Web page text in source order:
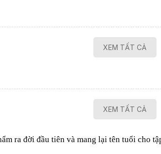
XEM TẤT CẢ
XEM TẤT CẢ
ra đời đầu tiên và mang lại tên tuổi cho